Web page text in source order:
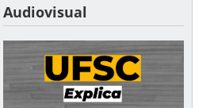
Audiovisual